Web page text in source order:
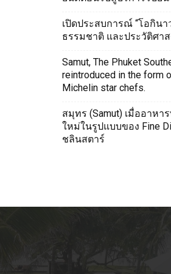
เปิดประสบการณ์ “โอกินา
ธรรมชาติ และประวัติศา
Samut, The Phuket
reintroduced in the form
Michelin star chefs.
สมุทร (Samut) เมื่ออาหา
ใหม่ในรูปแบบของ Fine
ชลินสตาร์